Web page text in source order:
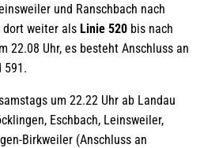
und Ranschbach nach
dort weiter als Linie 520 bis nach
22.08 Uhr, es besteht Anschluss an
591.
um 22.22 Uhr ab Landau
Eschbach, Leinsweiler,
Birkweiler (Anschluss an